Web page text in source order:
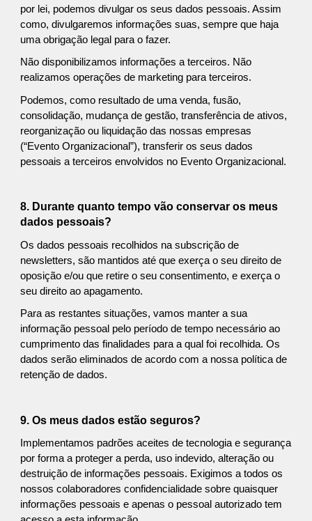
por lei, podemos divulgar os seus dados pessoais. Assim
como, divulgaremos informações suas, sempre que haja
uma obrigação legal para o fazer.
Não disponibilizamos informações a terceiros. Não
realizamos operações de marketing para terceiros.
Podemos, como resultado de uma venda, fusão,
consolidação, mudança de gestão, transferência de ativos,
reorganização ou liquidação das nossas empresas
(“Evento Organizacional”), transferir os seus dados
pessoais a terceiros envolvidos no Evento Organizacional.
8. Durante quanto tempo vão conservar os meus
dados pessoais?
Os dados pessoais recolhidos na subscrição de
newsletters, são mantidos até que exerça o seu direito de
oposição e/ou que retire o seu consentimento, e exerça o
seu direito ao apagamento.
Para as restantes situações, vamos manter a sua
informação pessoal pelo período de tempo necessário ao
cumprimento das finalidades para a qual foi recolhida. Os
dados serão eliminados de acordo com a nossa política de
retenção de dados.
9. Os meus dados estão seguros?
Implementamos padrões aceites de tecnologia e segurança
por forma a proteger a perda, uso indevido, alteração ou
destruição de informações pessoais. Exigimos a todos os
nossos colaboradores confidencialidade sobre quaisquer
informações pessoais e apenas o pessoal autorizado tem